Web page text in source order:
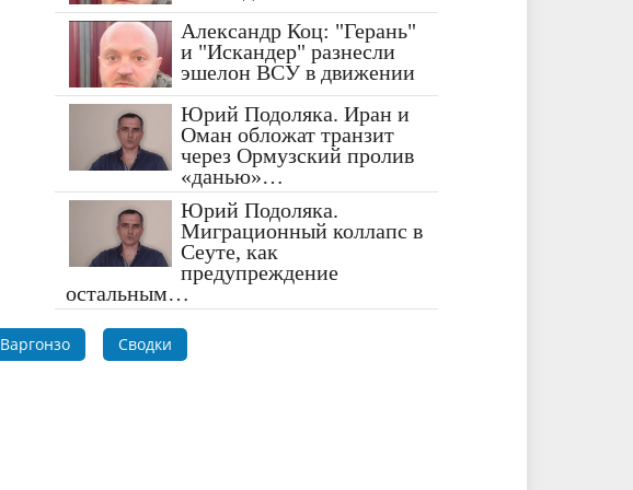
Александр Коц: "Герань"
и "Искандер" разнесли
эшелон ВСУ в движении
Юрий Подоляка. Иран и
Оман обложат транзит
через Ормузский пролив
«данью»…
Юрий Подоляка.
Миграционный коллапс в
Сеуте, как
предупреждение
остальным…
Варгонзо Сводки